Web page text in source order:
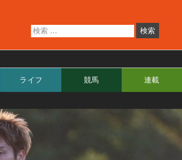
ライフ 競馬 連載